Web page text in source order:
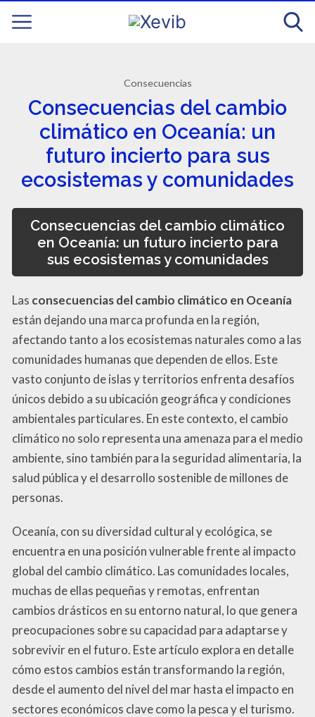
Consecuencias
Consecuencias del cambio
climático en Oceanía: un
futuro incierto para sus
ecosistemas y comunidades
Consecuencias del cambio climático
en Oceanía: un futuro incierto para
sus ecosistemas y comunidades
Las consecuencias del cambio climático en Oceanía
están dejando una marca profunda en la región,
afectando tanto a los ecosistemas naturales como a las
comunidades humanas que dependen de ellos. Este
vasto conjunto de islas y territorios enfrenta desafíos
únicos debido a su ubicación geográfica y condiciones
ambientales particulares. En este contexto, el cambio
climático no solo representa una amenaza para el medio
ambiente, sino también para la seguridad alimentaria, la
salud pública y el desarrollo sostenible de millones de
personas.
Oceanía, con su diversidad cultural y ecológica, se
encuentra en una posición vulnerable frente al impacto
global del cambio climático. Las comunidades locales,
muchas de ellas pequeñas y remotas, enfrentan
cambios drásticos en su entorno natural, lo que genera
preocupaciones sobre su capacidad para adaptarse y
sobrevivir en el futuro. Este artículo explora en detalle
cómo estos cambios están transformando la región,
desde el aumento del nivel del mar hasta el impacto en
sectores económicos clave como la pesca y el turismo.